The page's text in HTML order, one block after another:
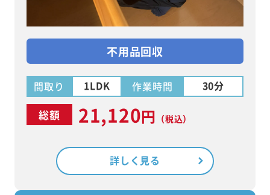
不用品回収
間取り 1LDK 作業時間 30分
総額 21,120円 （税込）
詳しく見る